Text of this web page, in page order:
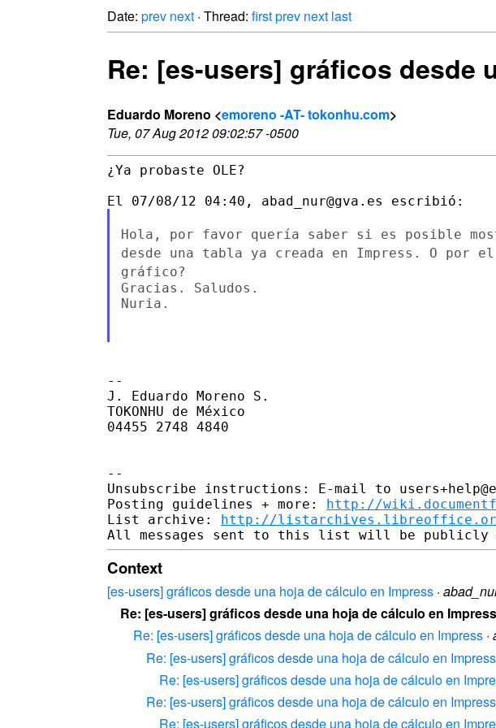
Date: prev next · Thread: firstprev next last
Re: [es-users] gráficos desde
Eduardo Moreno <emoreno -AT- tokonhu.com>
Tue, 07 Aug 2012 09:02:57 -0500
¿Ya probaste OLE?
Hola, por favor quería saber si es posible
desde una tabla ya creada en Impress. O por
gráfico?
Gracias. Saludos.
Nuria.
--
J. Eduardo Moreno S.
TOKONHU de México
04455 2748 4840
--
Unsubscribe instructions: E-mail to
Posting guidelines + more: http://
List archive: http://
Context
[es-users] gráficos desde una hoja de cálculo en Impress ·
Re: [es-users] gráficos desde una hoja de cálculo en Impress
Re: [es-users] gráficos desde una hoja de cálculo en Impress ·
Re: [es-users] gráficos desde una hoja de cálculo en Impress
Re: [es-users] gráficos desde una hoja de cálculo en
Re: [es-users] gráficos desde una hoja de cálculo en Impress
Re: [es-users] gráficos desde una hoja de cálculo en